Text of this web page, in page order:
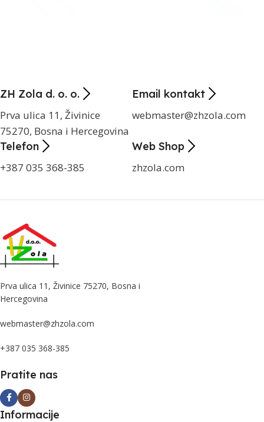
ZH Zola d. o. o.
Prva ulica 11, Živinice
75270, Bosna i Hercegovina
Email kontakt
webmaster@zhzola.com
Telefon
+387 035 368-385
Web Shop
zhzola.com
Prva ulica 11, Živinice 75270, Bosna i
Hercegovina
webmaster@zhzola.com
+387 035 368-385
Pratite nas
Informacije